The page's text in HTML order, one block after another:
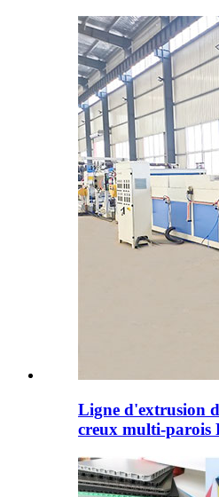
Ligne d'extrusion
creux multi-parois